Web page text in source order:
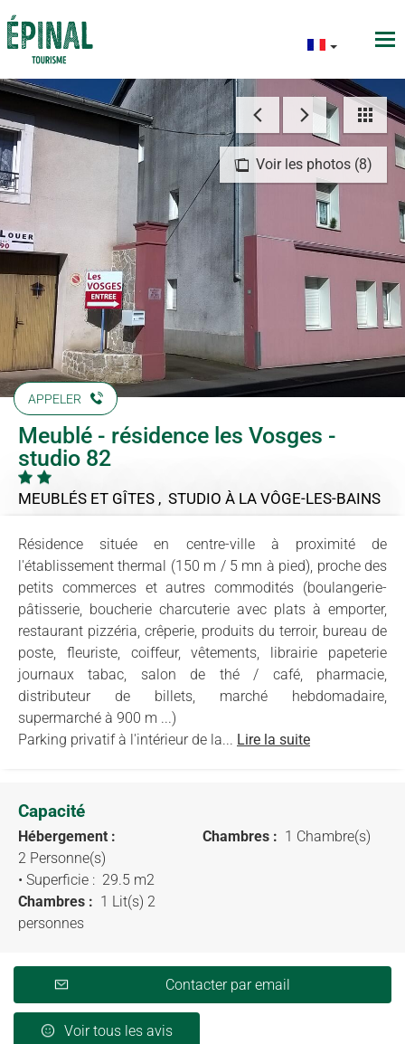
Voir les photos (8)
APPELER
Meublé - résidence les Vosges -
studio 82
MEUBLÉS ET GÎTES , STUDIO À LA VÔGE-LES-BAINS
Résidence située en centre-ville à proximité de
l'établissement thermal (150 m / 5 mn à pied), proche des
petits commerces et autres commodités (boulangerie-
pâtisserie, boucherie charcuterie avec plats à emporter,
restaurant pizzéria, crêperie, produits du terroir, bureau de
poste, fleuriste, coiffeur, vêtements, librairie papeterie
journaux tabac, salon de thé / café, pharmacie,
distributeur de billets, marché hebdomadaire,
supermarché à 900 m ...)
Parking privatif à l'intérieur de la... Lire la suite
Capacité
Hébergement :
2 Personne(s)
• Superficie : 29.5 m2
Chambres : 1 Chambre(s)
Chambres : 1 Lit(s) 2
personnes
Contacter par email
Voir tous les avis